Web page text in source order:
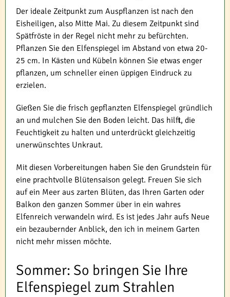
Der ideale Zeitpunkt zum Auspflanzen ist nach den
Eisheiligen, also Mitte Mai. Zu diesem Zeitpunkt sind
Spätfröste in der Regel nicht mehr zu befürchten.
Pflanzen Sie den Elfenspiegel im Abstand von etwa 20-
25 cm. In Kästen und Kübeln können Sie etwas enger
pflanzen, um schneller einen üppigen Eindruck zu
erzielen.
Gießen Sie die frisch gepflanzten Elfenspiegel gründlich
an und mulchen Sie den Boden leicht. Das hilft, die
Feuchtigkeit zu halten und unterdrückt gleichzeitig
unerwünschtes Unkraut.
Mit diesen Vorbereitungen haben Sie den Grundstein für
eine prachtvolle Blütensaison gelegt. Freuen Sie sich
auf ein Meer aus zarten Blüten, das Ihren Garten oder
Balkon den ganzen Sommer über in ein wahres
Elfenreich verwandeln wird. Es ist jedes Jahr aufs Neue
ein bezaubernder Anblick, den ich in meinem Garten
nicht mehr missen möchte.
Sommer: So bringen Sie Ihre
Elfenspiegel zum Strahlen